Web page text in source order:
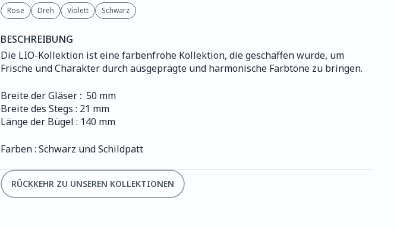
Rose Dreh Violett Schwarz
BESCHREIBUNG
Die LIO-Kollektion ist eine farbenfrohe Kollektion, die geschaffen wurde, um
Frische und Charakter durch ausgeprägte und harmonische Farbtöne zu bringen.
Breite der Gläser :  50 mm
Breite des Stegs : 21 mm
Länge der Bügel : 140 mm
Farben : Schwarz und Schildpatt
RÜCKKEHR ZU UNSEREN KOLLEKTIONEN